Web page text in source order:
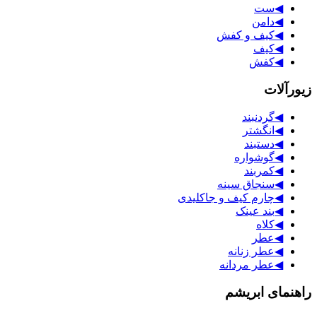
◀ست
◀دامن
◀کیف و کفش
◀کیف
◀کفش
زیورآلات
◀گردنبند
◀ انگشتر
◀دستبند
◀گوشواره
◀کمربند
◀سنجاق سینه
◀چارم کیف و جاکلیدی
◀بند عینک
◀کلاه
◀عطر
◀عطر زنانه
◀عطر مردانه
راهنمای ابریشم